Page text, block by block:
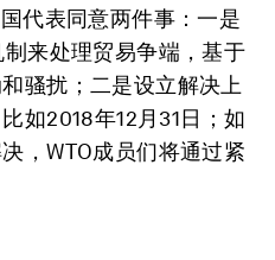
代表同意两件事：一是
来处理贸易争端，基于
骚扰；二是设立解决上
如2018年12月31日；如
，WTO成员们将通过紧